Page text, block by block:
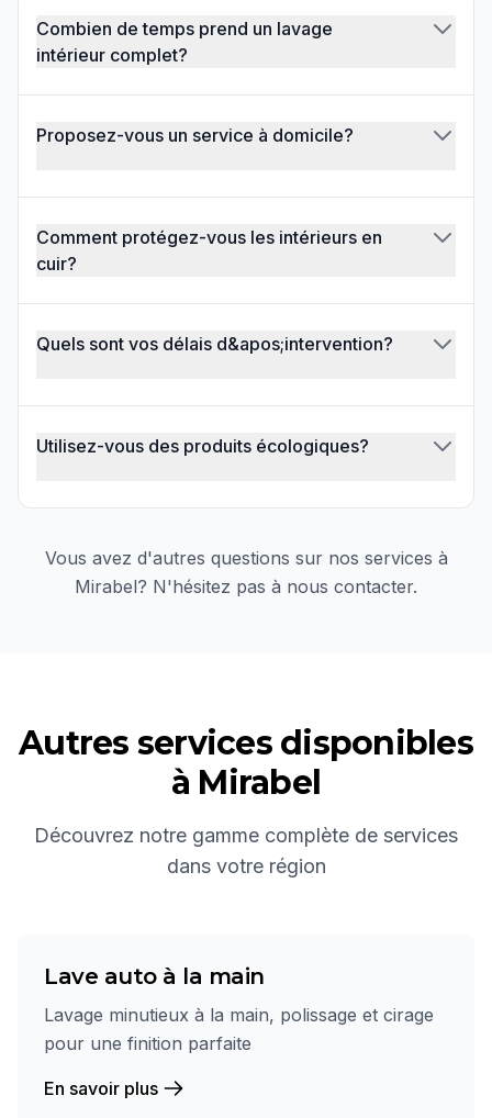
Combien de temps prend un lavage
intérieur complet?
Proposez-vous un service à domicile?
Comment protégez-vous les intérieurs en
cuir?
Quels sont vos délais d&apos;intervention?
Utilisez-vous des produits écologiques?
Vous avez d'autres questions sur nos services à
Mirabel? N'hésitez pas à nous contacter.
Autres services disponibles
à Mirabel
Découvrez notre gamme complète de services
dans votre région
Lave auto à la main
Lavage minutieux à la main, polissage et cirage
pour une finition parfaite
En savoir plus